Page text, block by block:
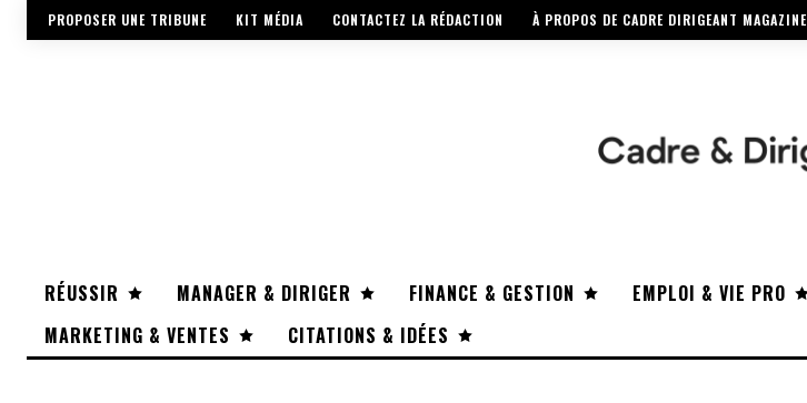
PROPOSER UNE TRIBUNE KIT MÉDIA CONTACTEZ LA RÉDACTION À PROPOS DE CADRE DIRIGEANT MAGAZINE
RÉUSSIR MANAGER & DIRIGER FINANCE & GESTION EMPLOI & VIE PRO
MARKETING & VENTES
CITATIONS & IDÉES